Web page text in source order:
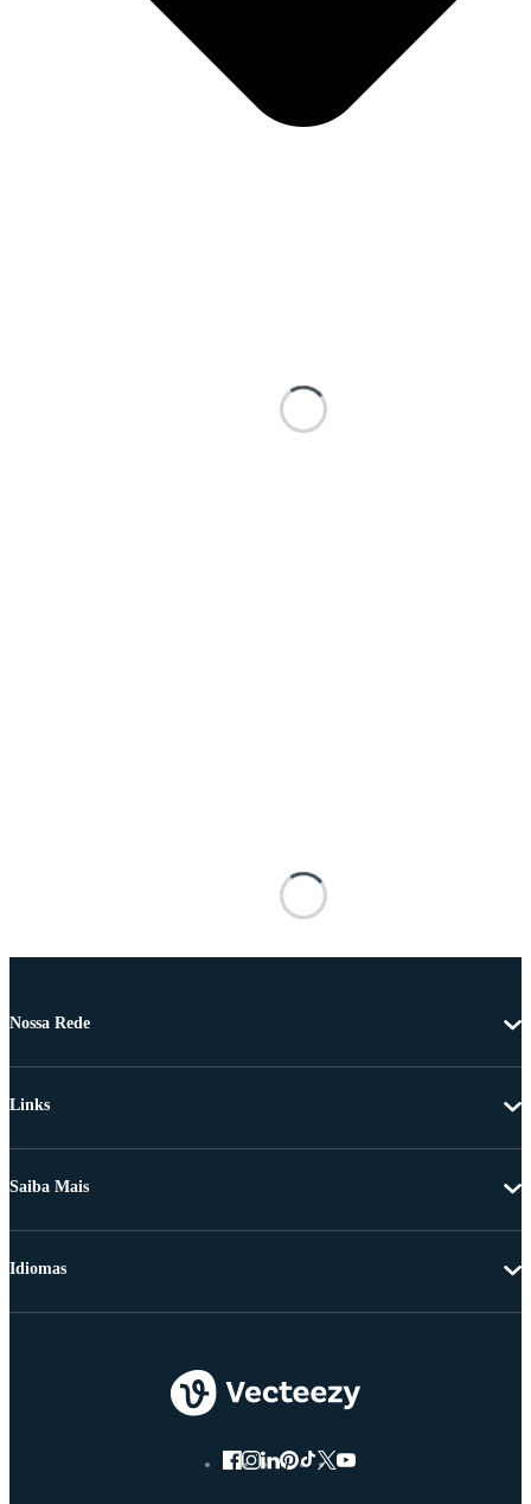
Nossa Rede
Links
Saiba Mais
Idiomas